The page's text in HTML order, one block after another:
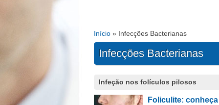
Está aqui
Início » Infecções Bacterianas
Infecções Bacterianas
Infeção nos folículos pilosos
Foliculite:
Páginas